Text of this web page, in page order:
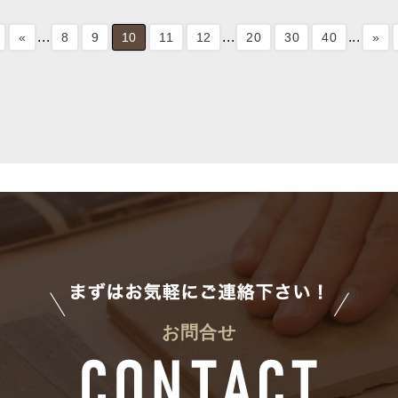
« ... 8 9 10 11 12 ... 20 30 40 ... »
お問合せ